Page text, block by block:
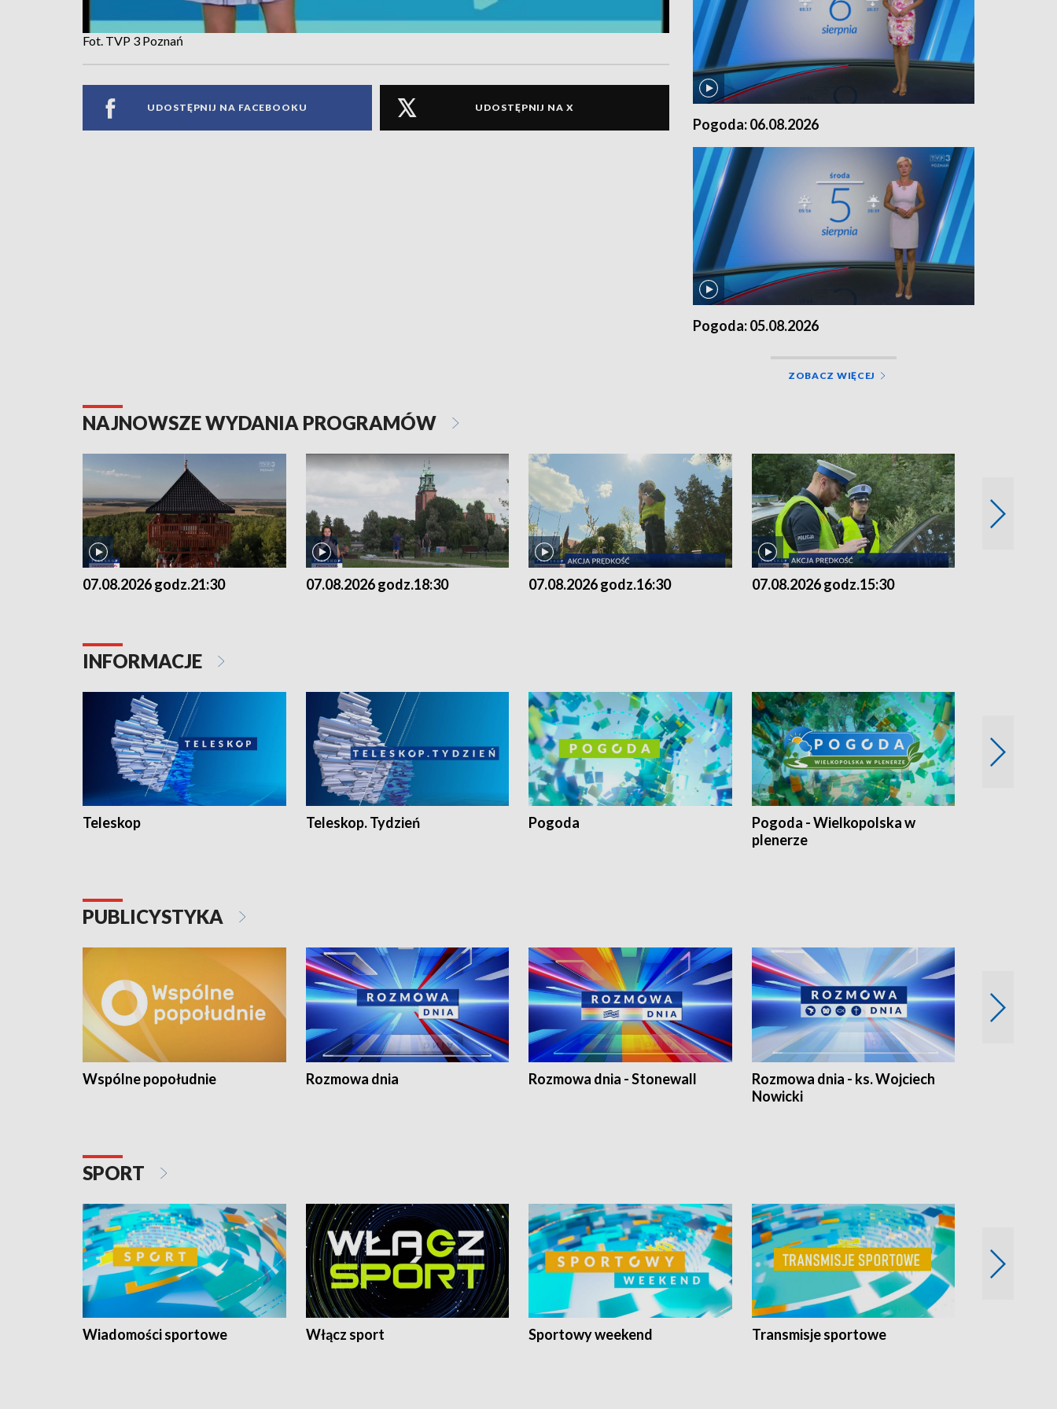
Fot. TVP 3 Poznań
UDOSTĘPNIJ NA FACEBOOKU UDOSTĘPNIJ NA X
Pogoda: 06.08.2026
Pogoda: 05.08.2026
ZOBACZ WIĘCEJ
NAJNOWSZE WYDANIA PROGRAMÓW
07.08.2026 godz.21:30 07.08.2026 godz.18:30 07.08.2026 godz.16:30 07.08.2026 godz.15:30
INFORMACJE
Teleskop Teleskop. Tydzień Pogoda
Pogoda - Wielkopolska w
plenerze
PUBLICYSTYKA
Wspólne popołudnie Rozmowa dnia Rozmowa dnia - Stonewall
Rozmowa dnia - ks. Wojciech
Nowicki
SPORT
Wiadomości sportowe Włącz sport Sportowy weekend Transmisje sportowe